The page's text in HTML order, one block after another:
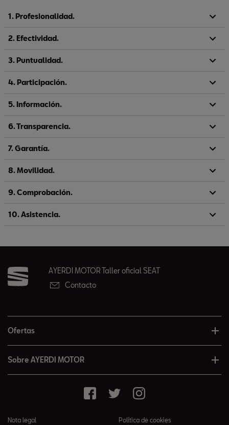
1. Profesionalidad.
2. Efectividad.
3. Puntualidad.
4. Participación.
5. Información.
6. Transparencia.
7. Garantía.
8. Movilidad.
9. Comprobación.
10. Asistencia.
AYERDI MOTOR Taller oficial SEAT
Contacto
Ofertas
Sobre AYERDI MOTOR
Nota legal Política de cookies